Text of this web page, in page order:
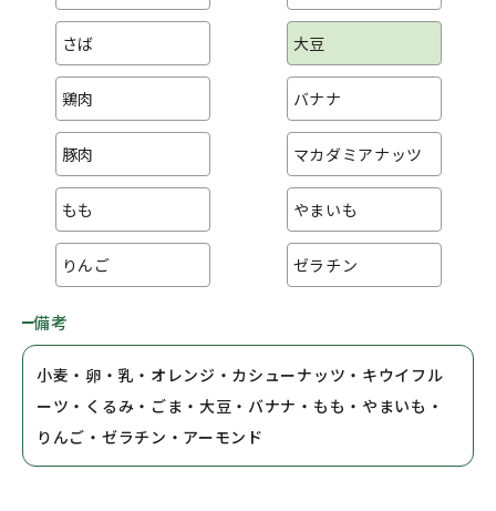
さば 大豆
鶏肉 バナナ
豚肉 マカダミアナッツ
もも やまいも
りんご ゼラチン
備考
小麦・卵・乳・オレンジ・カシューナッツ・キウイフル
ーツ・くるみ・ごま・大豆・バナナ・もも・やまいも・
りんご・ゼラチン・アーモンド